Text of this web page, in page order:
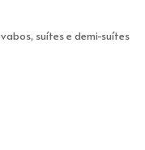
suítes e demi-suítes